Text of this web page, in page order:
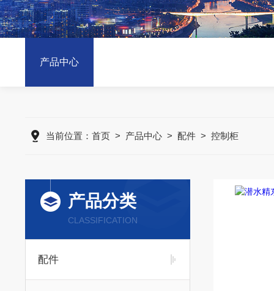
产品中心
当前位置： 首页> 产品中心> 配件> 控制柜
产品分类
CLASSIFICATION
配件